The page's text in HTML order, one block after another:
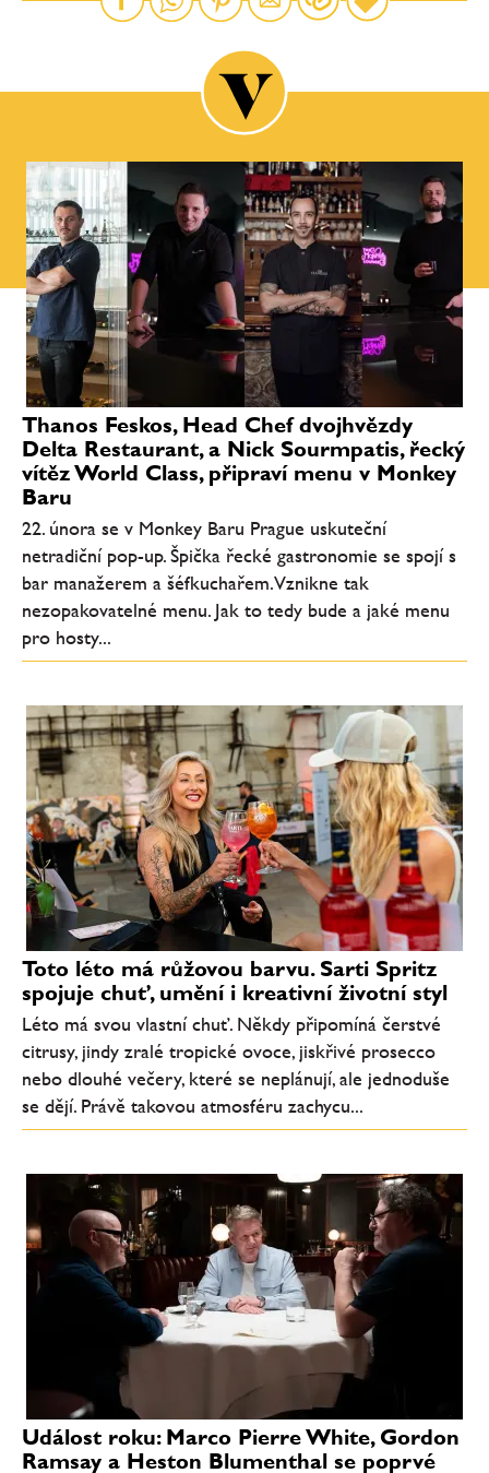
Thanos Feskos, Head Chef dvojhvězdy
Delta Restaurant, a Nick Sourmpatis, řecký
vítěz World Class, připraví menu v Monkey
Baru
22. února se v Monkey Baru Prague uskuteční
netradiční pop-up. Špička řecké gastronomie se spojí s
bar manažerem a šéfkuchařem. Vznikne tak
nezopakovatelné menu. Jak to tedy bude a jaké menu
pro hosty...
Toto léto má růžovou barvu. Sarti Spritz
spojuje chuť, umění i kreativní životní styl
Léto má svou vlastní chuť. Někdy připomíná čerstvé
citrusy, jindy zralé tropické ovoce, jiskřivé prosecco
nebo dlouhé večery, které se neplánují, ale jednoduše
se dějí. Právě takovou atmosféru zachycu...
Událost roku: Marco Pierre White, Gordon
Ramsay a Heston Blumenthal se poprvé